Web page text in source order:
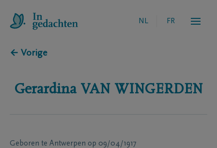
NL FR
← Vorige
Gerardina VAN WINGERDEN
Geboren te Antwerpen op 09/04/1917